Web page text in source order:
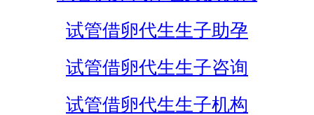
试管借卵代生生子助孕
试管借卵代生生子咨询
试管借卵代生生子机构